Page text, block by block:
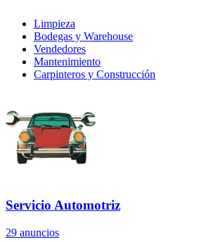
Limpieza
Bodegas y Warehouse
Vendedores
Mantenimiento
Carpinteros y Construcción
Servicio Automotriz
29 anuncios